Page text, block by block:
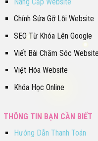
Chỉnh Sửa Gỡ Lỗi Website
SEO Từ Khóa Lên Google
Viết Bài Chăm Sóc Website
Việt Hóa Website
Khóa Học Online
THÔNG TIN BẠN CẦN BIẾT
Hướng Dẫn Thanh Toán